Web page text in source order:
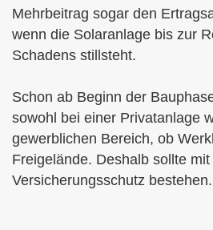
Mehrbeitrag sogar den
wenn die Solaranlage bis zur
Schadens stillsteht.
Schon ab Beginn der
sowohl bei einer Privatanlage
gewerblichen Bereich, ob
Freigelände. Deshalb sollte
Versicherungsschutz bestehen.